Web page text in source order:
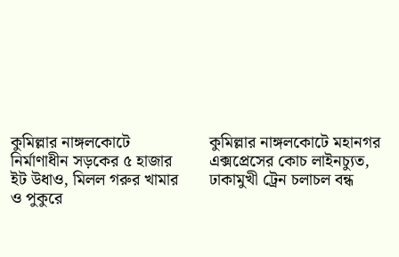
কুমিল্লার নাঙ্গলকোটে
নির্মাণাধীন সড়কের ৫ হাজার
ইট উধাও, মিলল গরুর খামার
ও পুকুরে
কুমিল্লার নাঙ্গলকোটে মহানগর
এক্সপ্রেসের কোচ লাইনচ্যুত,
ঢাকামুখী ট্রেন চলাচল বন্ধ